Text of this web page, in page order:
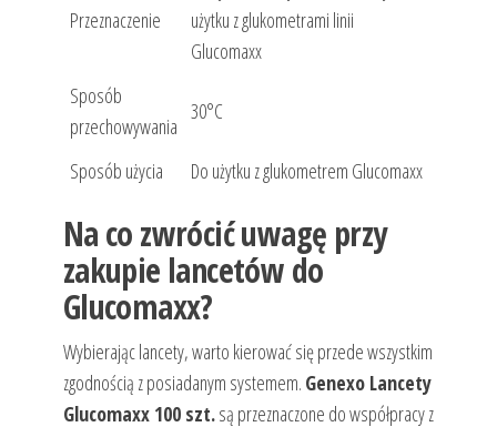
Przeznaczenie
użytku z glukometrami linii
Glucomaxx
Sposób
przechowywania
30°C
Sposób użycia Do użytku z glukometrem Glucomaxx
Na co zwrócić uwagę przy
zakupie lancetów do
Glucomaxx?
Wybierając lancety, warto kierować się przede wszystkim
zgodnością z posiadanym systemem. Genexo Lancety
Glucomaxx 100 szt.są przeznaczone do współpracy z